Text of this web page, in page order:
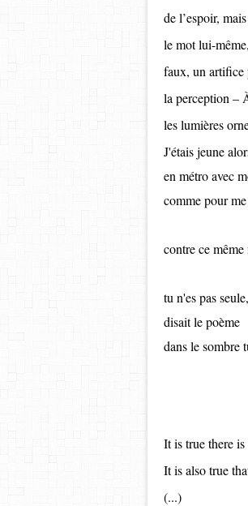
de l’espoir,
le mot lui-même,
faux, un artifice
la perception –
les lumières
J'étais jeune
en métro avec
comme pour
contre ce même
tu n'es pas seule,
disait le poème
dans le sombre
It is true there
It is also true
(...)